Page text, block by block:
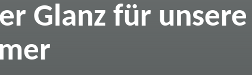
Glanz für unsere